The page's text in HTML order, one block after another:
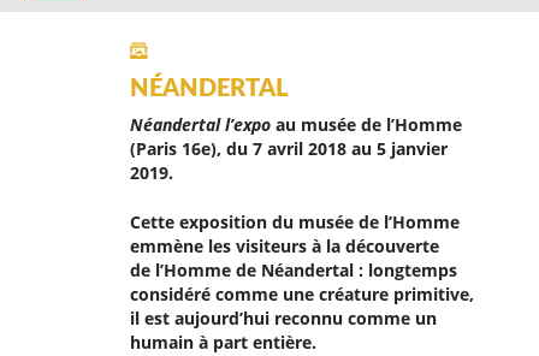
NÉANDERTAL
Néandertal l’expo au musée de l’Homme
(Paris 16e), du 7 avril 2018 au 5 janvier
2019.
Cette exposition du musée de l’Homme
emmène les visiteurs à la découverte
de l’Homme de Néandertal : longtemps
considéré comme une créature primitive,
il est aujourd’hui reconnu comme un
humain à part entière.